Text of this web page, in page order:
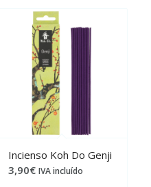
Incienso Koh Do Genji
3,90€ IVA incluído